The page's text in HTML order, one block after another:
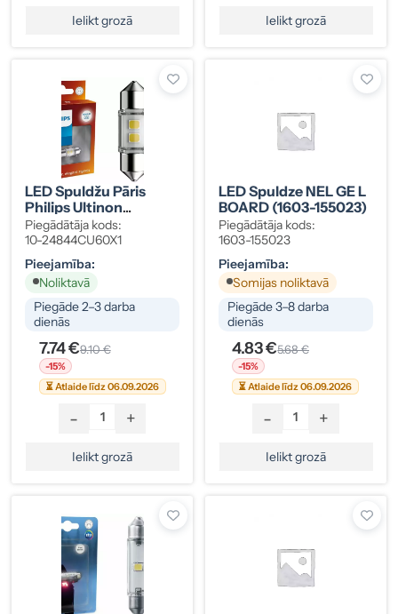
Ielikt grozā Ielikt grozā
LED Spuldžu Pāris
Philips Ultinon
Pro6000 SI Festoon
30mm 24V
Piegādātāja kods:
10-24844CU60X1
Pieejamība:
Noliktavā
Piegāde 2–3 darba
dienās
7.74 €9.10 €
-15%
⏳ Atlaide līdz 06.09.2026
- +
Ielikt grozā
LED Spuldze NEL GE L
BOARD (1603-155023)
Piegādātāja kods:
1603-155023
Pieejamība:
Somijas noliktavā
Piegāde 3–8 darba
dienās
4.83 €5.68 €
-15%
⏳ Atlaide līdz 06.09.2026
- +
Ielikt grozā